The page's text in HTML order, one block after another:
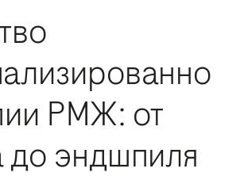
РМЖ: от
эндшпиля